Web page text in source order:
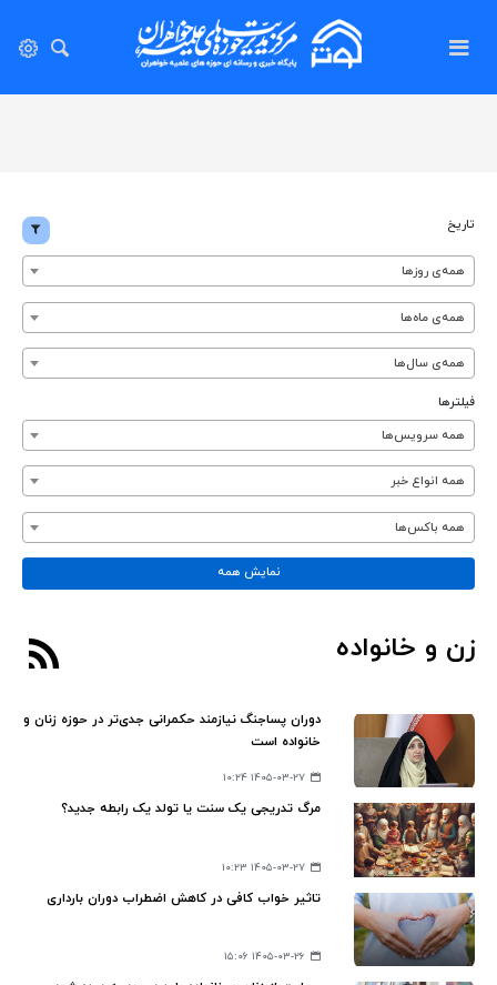
زن و خانواده
دوران پساجنگ نیازمند حکمرانی جدی‌تر در حوزه زنان و
خانواده است
۱۴۰۵-۰۳-۲۷ ۱۰:۲۴
مرگ تدریجی یک سنت یا تولد یک رابطه جدید؟
۱۴۰۵-۰۳-۲۷ ۱۰:۲۳
تاثیر خواب کافی در کاهش اضطراب دوران بارداری
۱۴۰۵-۰۳-۲۶ ۱۵:۰۶
تاریخ
همه‌ی روزها
همه‌ی ماه‌ها
همه‌ی سال‌ها
فیلترها
همه سرویس‌ها
همه انواع خبر
همه باکس‌ها
نمایش همه